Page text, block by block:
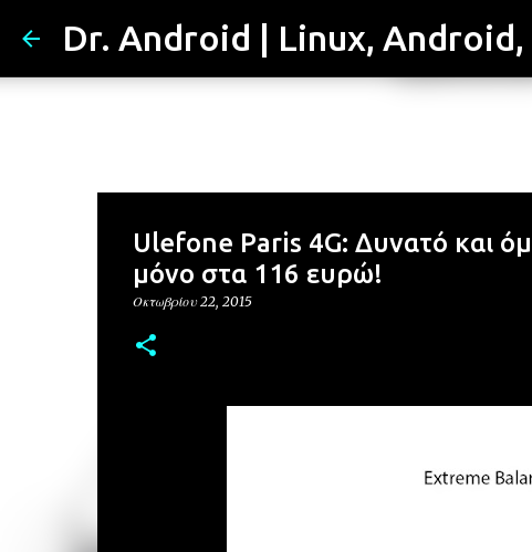
Dr. Android | Linux, Android,
Ulefone Paris 4G: Δυνατό και
μόνο στα 116 ευρώ!
Οκτωβρίου 22, 2015